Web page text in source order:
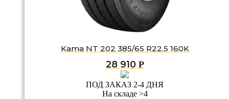
Kama NT 202 385/65 R22.5 160K
28 910 Р
ПОД ЗАКАЗ 2-4 ДНЯ
На складе >4